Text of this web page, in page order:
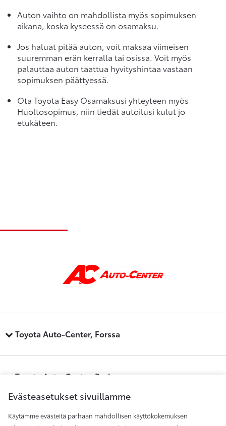
Auton vaihto on mahdollista myös sopimuksen
aikana, koska kyseessä on osamaksu.
Jos haluat pitää auton, voit maksaa viimeisen
suuremman erän kerralla tai osissa. Voit myös
palauttaa auton taattua hyvityshintaa vastaan
sopimuksen päättyessä.
Ota Toyota Easy Osamaksusi yhteyteen myös
Huoltosopimus, niin tiedät autoilusi kulut jo
etukäteen.
Toyota Auto-Center, Forssa
Toyota Auto-Center, Pori
Toyota Auto-Center, Raisio
Evästeasetukset sivuillamme
Käytämme evästeitä parhaan mahdollisen käyttökokemuksen